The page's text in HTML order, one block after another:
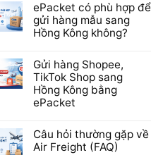
ePacket có phù hợp để
gửi hàng mẫu sang
Hồng Kông không?
Gửi hàng Shopee,
TikTok Shop sang
Hồng Kông bằng
ePacket
Câu hỏi thường gặp về
Air Freight (FAQ)